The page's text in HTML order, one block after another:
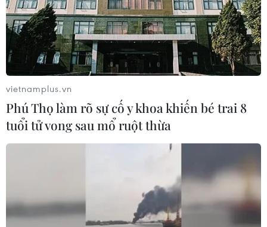
Người hùng giải cứu đội bóng thiếu niên
nhận tin dữ khi ra khỏi hang
12/07/2018 03:03
vietnamplus.vn
Phú Thọ làm rõ sự cố y khoa khiến bé trai 8
tuổi tử vong sau mổ ruột thừa